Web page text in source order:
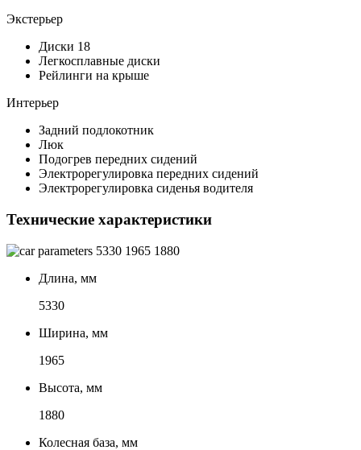
Экстерьер
Диски 18
Легкосплавные диски
Рейлинги на крыше
Интерьер
Задний подлокотник
Люк
Подогрев передних сидений
Электрорегулировка передних сидений
Электрорегулировка сиденья водителя
Технические характеристики
5330 1965 1880
Длина, мм
5330
Ширина, мм
1965
Высота, мм
1880
Колесная база, мм